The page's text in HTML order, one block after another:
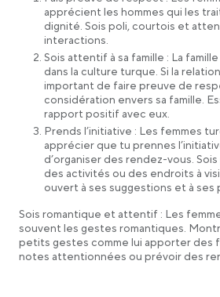
apprécient les hommes qui les
dignité. Sois poli, courtois et
interactions.
Sois attentif à sa famille : La
dans la culture turque. Si la
important de faire preuve de
considération envers sa famille.
rapport positif avec eux.
Prends l’initiative : Les femmes
apprécier que tu prennes
d’organiser des rendez-vous.
des activités ou des endroits à
ouvert à ses suggestions et à
Sois romantique et attentif : Les
souvent les gestes romantiques.
petits gestes comme lui apporter des
notes attentionnées ou prévoir des